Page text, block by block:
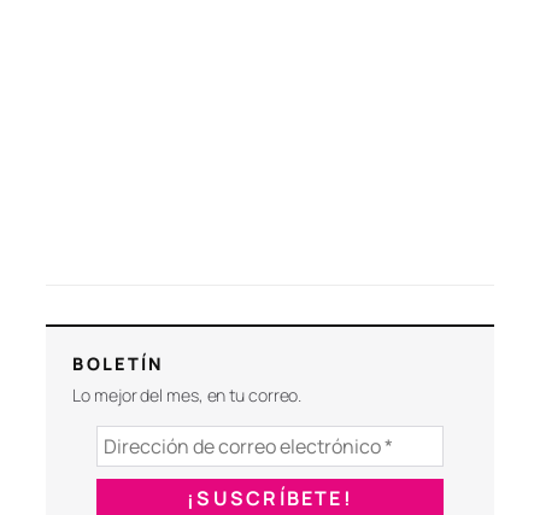
BOLETÍN
Lo mejor del mes, en tu correo.